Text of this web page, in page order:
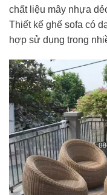
chất liệu mây nhựa
Thiết kế ghế sofa có
hợp sử dụng trong